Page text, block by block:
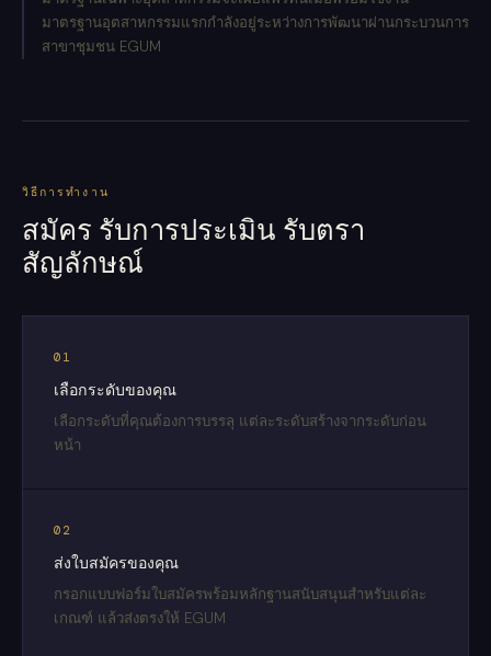
มาตรฐานอุตสาหกรรมแรกกำลังอยู่ระหว่างการพัฒนาผ่านกระบวนการ
สาขาชุมชน EGUM
วิธีการทำงาน
สมัคร รับการประเมิน รับตรา
สัญลักษณ์
01
เลือกระดับของคุณ
เลือกระดับที่คุณต้องการบรรลุ แต่ละระดับสร้างจากระดับก่อน
หน้า
02
ส่งใบสมัครของคุณ
กรอกแบบฟอร์มใบสมัครพร้อมหลักฐานสนับสนุนสำหรับแต่ละ
เกณฑ์ แล้วส่งตรงให้ EGUM